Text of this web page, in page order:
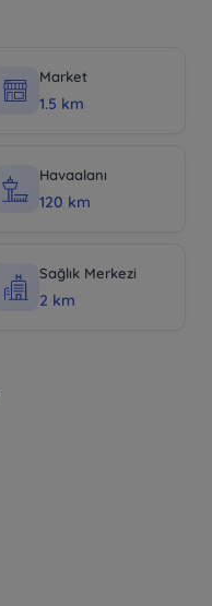
Market
1.5 km
Havaalanı
120 km
Sağlık Merkezi
2 km